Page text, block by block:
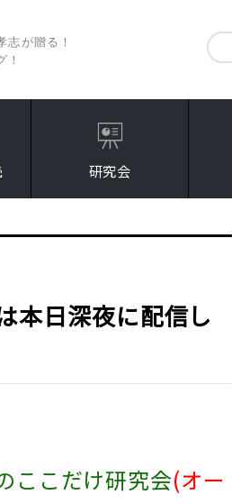
志が贈る！
！
研究会
本日深夜に配信し
ここだけ研究会(オー